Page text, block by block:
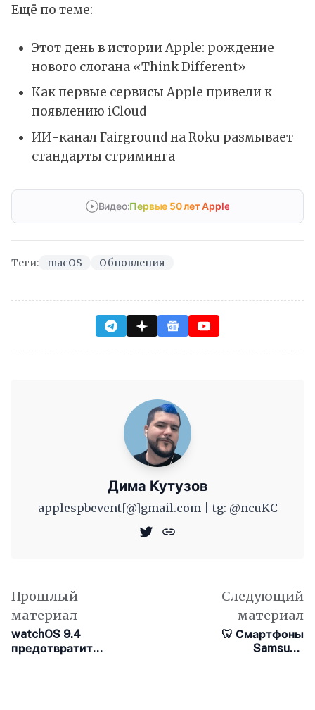
Ещё по теме:
Этот день в истории Apple: рождение
нового слогана «Think Different»
Как первые сервисы Apple привели к
появлению iCloud
ИИ-канал Fairground на Roku размывает
стандарты стриминга
Видео:Первые 50 лет Apple
Теги: macOS Обновления
Дима Кутузов
applespbevent[@]gmail.com | tg: @ncuKC
Прошлый
материал
watchOS 9.4
предотвратит
Следующий
материал
🦷 Смартфоны
Samsung